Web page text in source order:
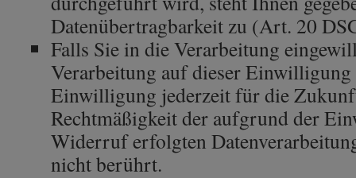
Datenübertragbarkeit zu (Art. 20
Falls Sie in die Verarbeitung
Verarbeitung auf dieser
Einwilligung jederzeit für die
Rechtmäßigkeit der aufgrund der
Widerruf erfolgten
nicht berührt.